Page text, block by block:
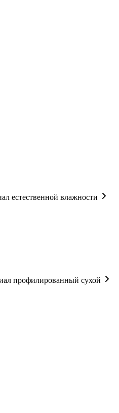
естественной влажности
профилированный сухой